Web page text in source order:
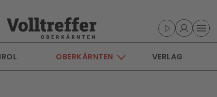
Skip to main content
OBERKÄRNTEN VERLAG